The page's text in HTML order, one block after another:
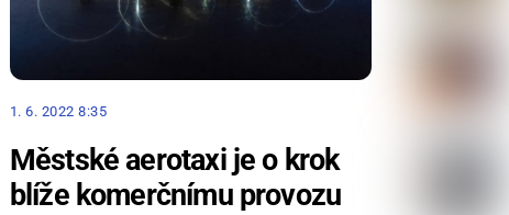
1. 6. 2022 8:35
Městské aerotaxi je o krok
blíže komerčnímu provozu